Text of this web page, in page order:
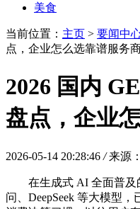
美食
当前位置： 主页 > 要闻中
点，企业怎么选靠谱服务
2026 国内
盘点，企业
2026-05-14 20:28:46 / 来源
在生成式 AI 全面普
问、DeepSeek 等大模型